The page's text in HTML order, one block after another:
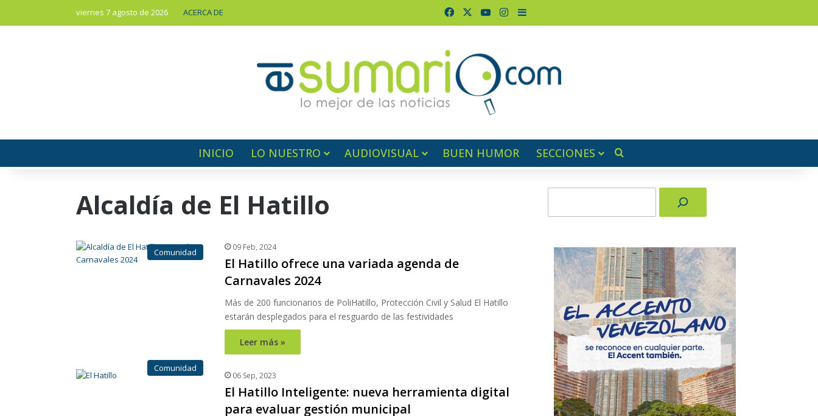
viernes 7 agosto de 2026 ACERCA DE FacebookYouTubeInstagram
Barra lateral
INICIO LO NUESTRO AUDIOVISUAL BUEN HUMOR SECCIONES
Alcaldía de El Hatillo
Comunidad 09 Feb, 2024
El Hatillo ofrece una variada agenda de
Carnavales 2024
Más de 200 funcionarios de PoliHatillo, Protección Civil y Salud El Hatillo
estarán desplegados para el resguardo de las festividades
Leer más »
Comunidad
06 Sep, 2023
El Hatillo Inteligente: nueva herramienta digital
para evaluar gestión municipal